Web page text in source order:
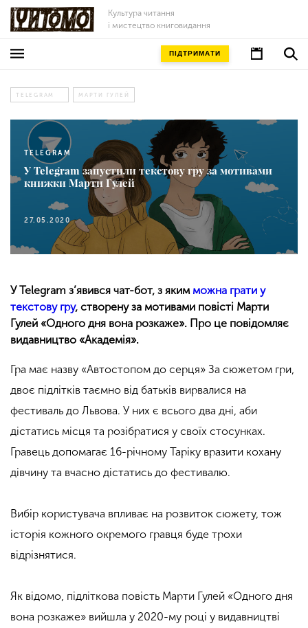
Культура читання
і мистецтво книговидання
ПІДТРИМАТИ
TELEGRAM МАРТИ ГУЛЕЙ
TELEGRAM
У Telegram запустили текстову гру за мотивами
книжки Марти Гулей
27.05.2020
У Telegram з’явився чат-бот, з яким можна грати у
текстову гру, створену за мотивами повісті Марти
Гулей «Одного дня вона розкаже». Про це повідомляє
видавництво «Академія».
Гра має назву «Автостопом до серця» За сюжетом гри,
двоє підлітків таємно від батьків вирвалися на
фестиваль до Львова. У них є всього два дні, аби
дістатись місця та розібратися у своїх стосунках.
Гравець допомагає 16-річному Таріку вразити кохану
дівчину та вчасно дістатись до фестивалю.
Вибір користувача впливає на розвиток сюжету, тож
історія кожного окремого гравця буде трохи
відрізнятися.
Як відомо, підліткова повість Марти Гулей «Одного дня
вона розкаже» вийшла у 2020-му році у видавництві